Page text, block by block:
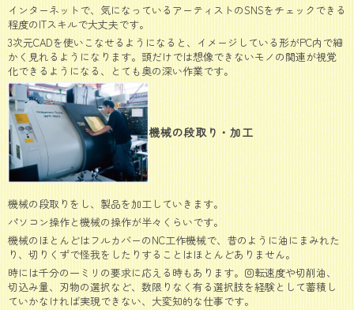
インターネットで、気になっているアーティストのSNSをチェックできる
程度のITスキルで大丈夫です。
3次元CADを使いこなせるようになると、イメージしている形がPC内で細
かく見れるようになります。頭だけでは想像できないモノの関連が視覚
化できるようになる、とても奥の深い作業です。
機械の段取り・加工
機械の段取りをし、製品を加工していきます。
パソコン操作と機械の操作が半々くらいです。
機械のほとんどはフルカバーのNC工作機械で、昔のように油にまみれた
り、切りくずで怪我をしたりすることはほとんどありません。
時には千分の一ミリの要求に応える時もあります。回転速度や切削油、
切込み量、刃物の選択など、数限りなく有る選択肢を経験として蓄積し
ていかなければ実現できない、大変知的な仕事です。